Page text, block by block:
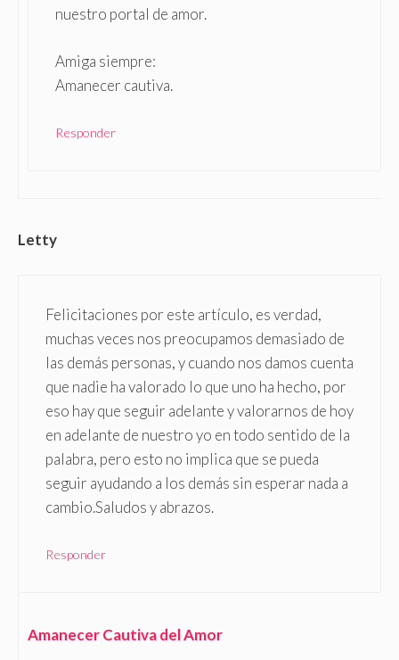
nuestro portal de amor.
Amiga siempre:
Amanecer cautiva.
Responder
Letty
Felicitaciones por este artículo, es verdad,
muchas veces nos preocupamos demasiado de
las demás personas, y cuando nos damos cuenta
que nadie ha valorado lo que uno ha hecho, por
eso hay que seguir adelante y valorarnos de hoy
en adelante de nuestro yo en todo sentido de la
palabra, pero esto no implica que se pueda
seguir ayudando a los demás sin esperar nada a
cambio.Saludos y abrazos.
Responder
Amanecer Cautiva del Amor